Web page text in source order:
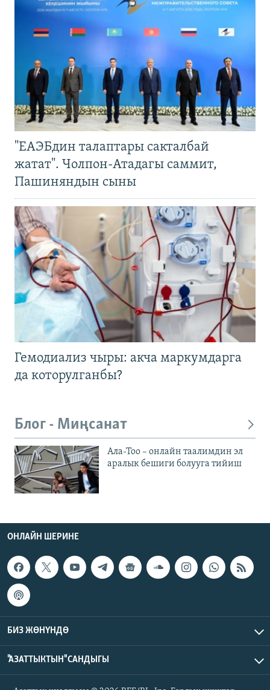
"ЕАЭБдин талаптары сакталбай
жатат". Чолпон-Атадагы саммит,
Пашиняндын сыны
Гемодиализ чыры: акча маркумдарга
да которулганбы?
Блог - Миңсанат
Ала-Тоо – онлайн таалимдин эл
аралык бешиги болууга тийиш
ОНЛАЙН ШЕРИНЕ
БИЗ ЖӨНҮНДӨ
"АЗАТТЫКТЫН" САНДЫГЫ